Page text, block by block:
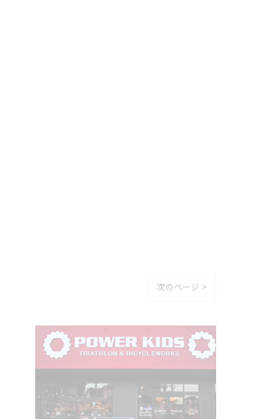
次のページ >